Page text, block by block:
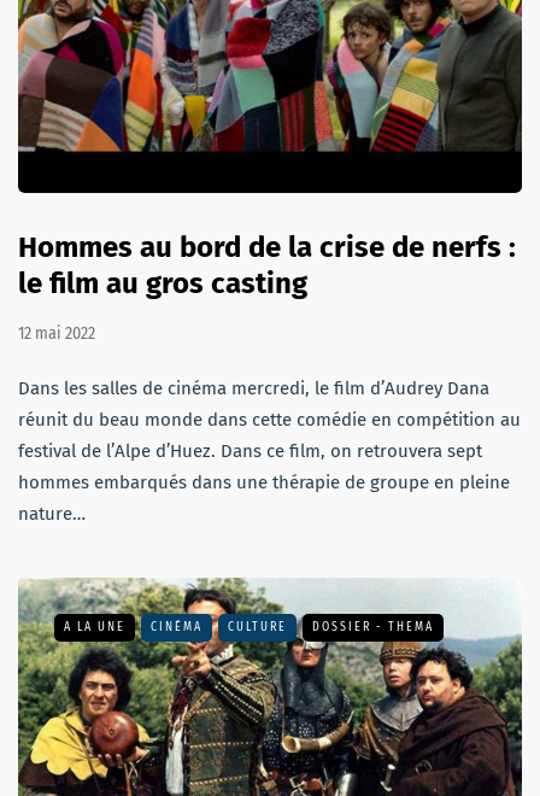
Hommes au bord de la crise de nerfs :
le film au gros casting
12 mai 2022
Dans les salles de cinéma mercredi, le film d’Audrey Dana
réunit du beau monde dans cette comédie en compétition au
festival de l’Alpe d’Huez. Dans ce film, on retrouvera sept
hommes embarqués dans une thérapie de groupe en pleine
nature…
A LA UNE CINÉMA CULTURE DOSSIER - THEMA